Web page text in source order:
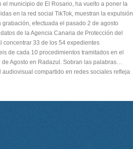
municipio de El Rosario, ha vuelto a poner la
en la red social TikTok, muestran la expulsión
efectuada el pasado 2 de agosto
de la Agencia Canaria de Protección del
concentrar 33 de los 54 expedientes
de cada 10 procedimientos tramitados en el
Agosto en Radazul. Sobran las palabras…
compartido en redes sociales refleja